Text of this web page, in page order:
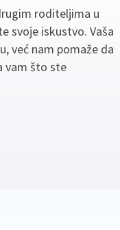
roditeljima u
svoje iskustvo. Vaša
već nam pomaže da
vam što ste